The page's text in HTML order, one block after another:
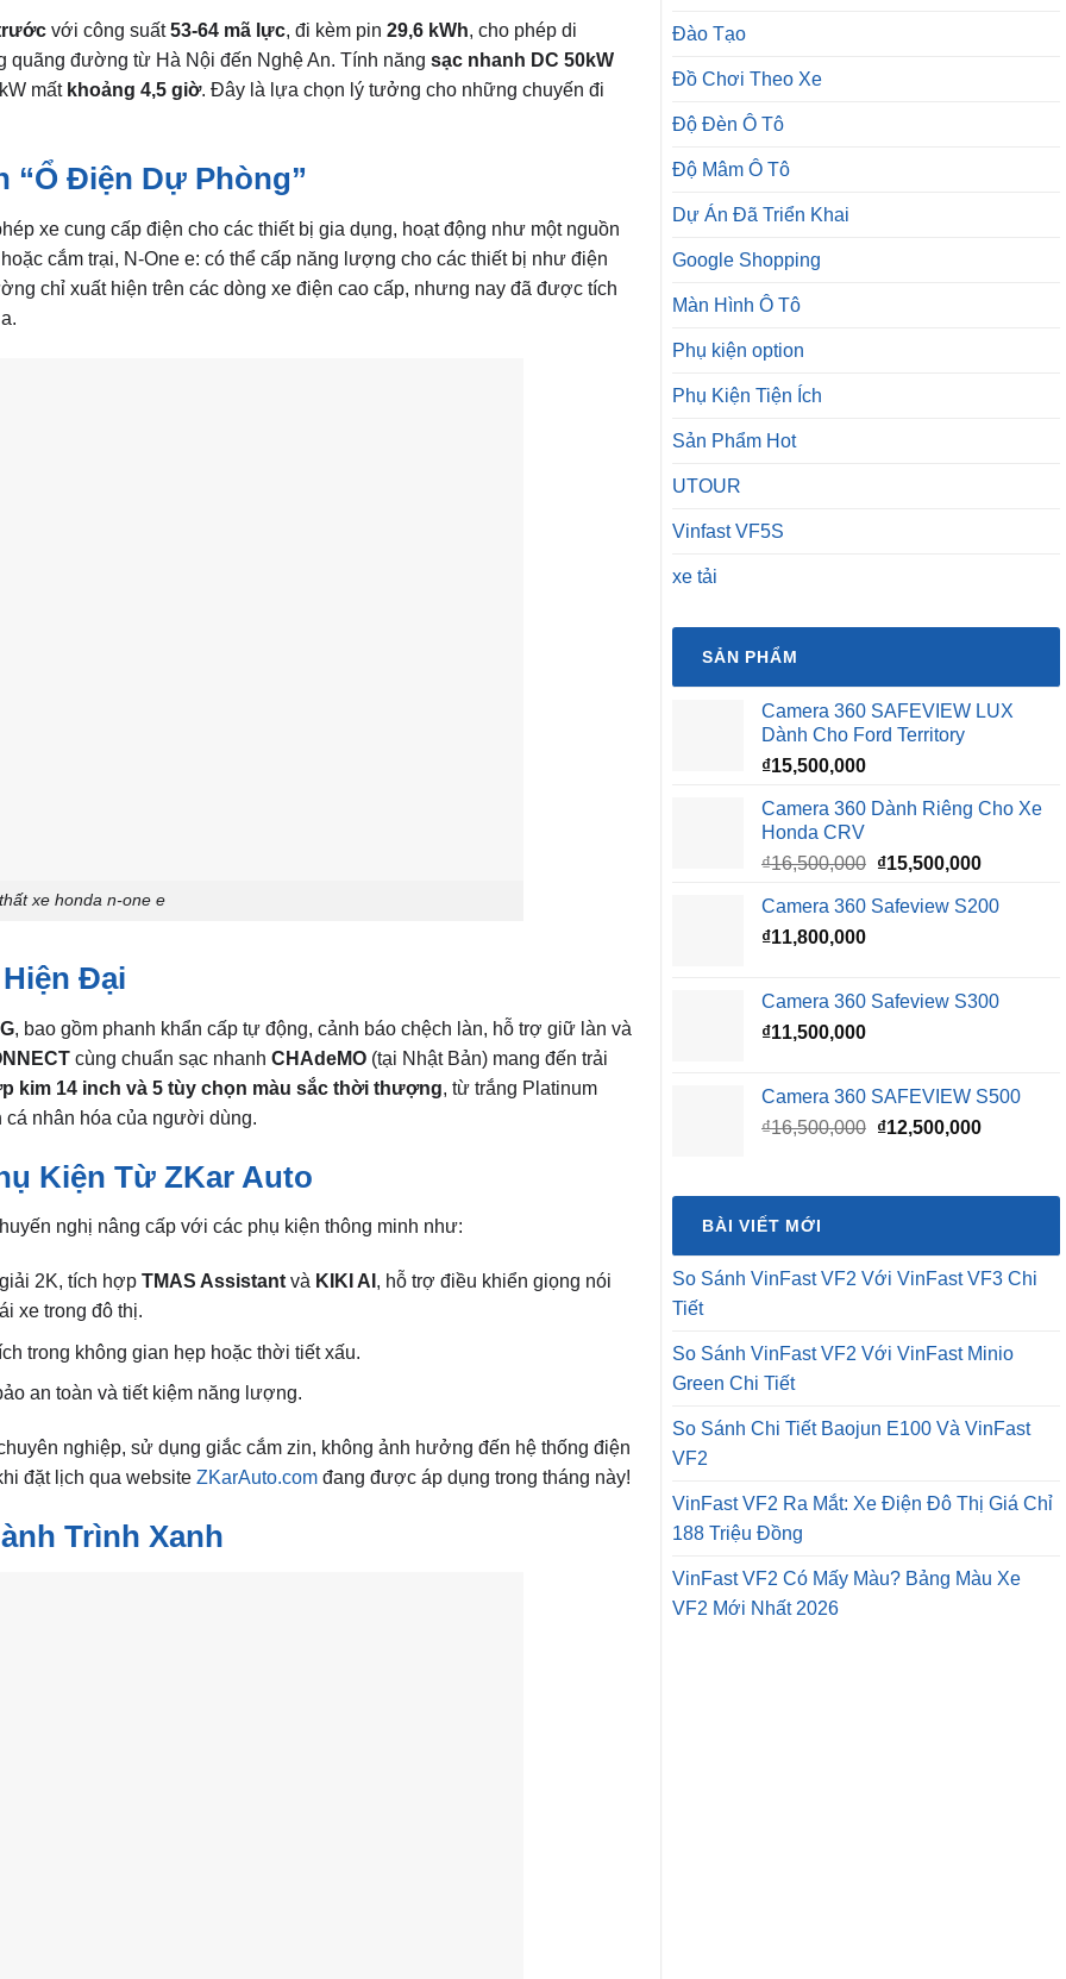
với công suất53-64 mã lực, đi kèm pin 29,6 kWh, cho phép di
đường từ Hà Nội đến Nghệ An. Tính năng sạc nhanh DC 50kW
mất khoảng 4,5 giờ. Đây là lựa chọn lý tưởng cho những chuyến đi
“Ổ Điện Dự Phòng”
xe cung cấp điện cho các thiết bị gia dụng, hoạt động như một nguồn
cắm trại, N-One e: có thể cấp năng lượng cho các thiết bị như điện
chỉ xuất hiện trên các dòng xe điện cao cấp, nhưng nay đã được tích
xe honda n-one e
Đại
, bao gồm phanh khẩn cấp tự động, cảnh báo chệch làn, hỗ trợ giữ làn và
cùng chuẩn sạc nhanh CHAdeMO (tại Nhật Bản) mang đến trải
kim 14 inch và 5 tùy chọn màu sắc thời thượng, từ trắng Platinum
nhân hóa của người dùng.
Kiện Từ ZKar Auto
nghị nâng cấp với các phụ kiện thông minh như:
2K, tích hợp TMAS Assistantvà KIKI AI , hỗ trợ điều khiển giọng nói
xe trong đô thị.
trong không gian hẹp hoặc thời tiết xấu.
an toàn và tiết kiệm năng lượng.
nghiệp, sử dụng giắc cắm zin, không ảnh hưởng đến hệ thống điện
đặt lịch qua website ZKarAuto.com đang được áp dụng trong tháng này!
Trình Xanh
Đào Tạo
Đồ Chơi Theo Xe
Độ Đèn Ô Tô
Độ Mâm Ô Tô
Dự Án Đã Triển Khai
Google Shopping
Màn Hình Ô Tô
Phụ kiện option
Phụ Kiện Tiện Ích
Sản Phẩm Hot
UTOUR
Vinfast VF5S
xe tải
SẢN PHẨM
Camera 360 SAFEVIEW LUX
Dành Cho Ford Territory
₫15,500,000
Camera 360 Dành Riêng Cho Xe
Honda CRV
₫16,500,000 Giá
là:
₫15,500,000Giá
tại
Camera 360 Safeview S200
₫11,800,000
Camera 360 Safeview S300
₫11,500,000
Camera 360 SAFEVIEW S500
₫16,500,000 Giá
₫16,500,000.
₫12,500,000Giá
là:
BÀI VIẾT MỚI
So Sánh VinFast VF2 Với VinFast VF3 Chi
Tiết
So Sánh VinFast VF2 Với VinFast Minio
Green Chi Tiết
So Sánh Chi Tiết Baojun E100 Và VinFast
VF2
VinFast VF2 Ra Mắt: Xe Điện Đô Thị Giá Chỉ
188 Triệu Đồng
VinFast VF2 Có Mấy Màu? Bảng Màu Xe
VF2 Mới Nhất 2026